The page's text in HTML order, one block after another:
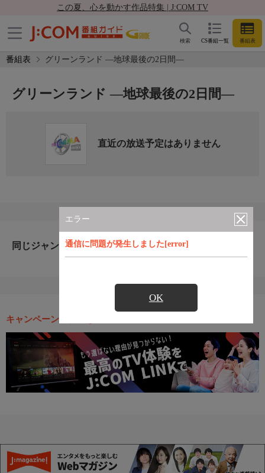
この夏、心を動かす作品特集 | J:COM TV
CS番組一覧 番組表
検索
番組表 グリーンランド ―地球最後の2日間―
エラー
通信に問題が発生しました[error]
OK
グリーンランド ―地球最後の2日間―
直近の放送予定はありません
同じジャンルのおすすめ番組
キャンペーン・お得な情報